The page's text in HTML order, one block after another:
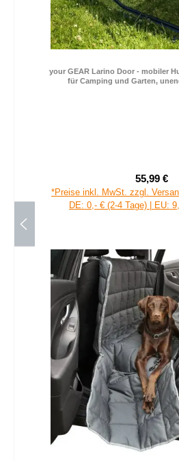
your GEAR Larino Door - mobiler
für Camping und Garten,
55,99 €
*Preise inkl. MwSt. zzgl.
DE: 0,- € (2-4 Tage) | EU: